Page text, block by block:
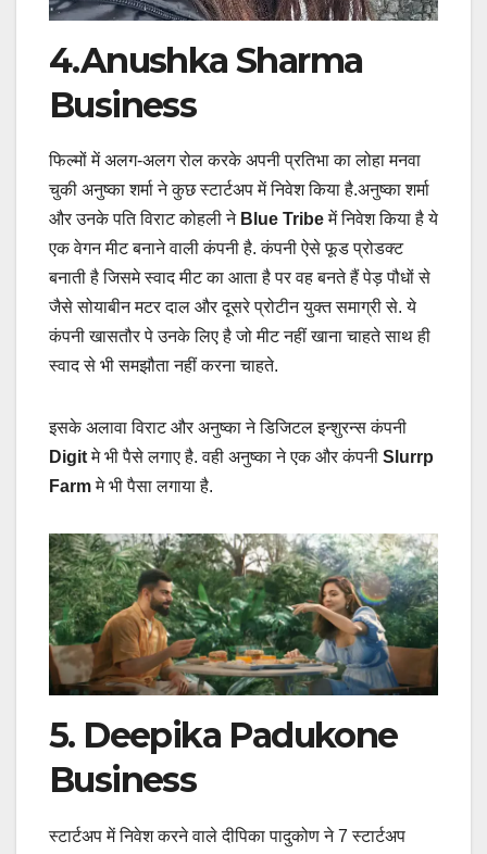
4.Anushka Sharma
Business
फिल्मों में अलग-अलग रोल करके अपनी प्रतिभा का लोहा मनवा
चुकी अनुष्का शर्मा ने कुछ स्टार्टअप में निवेश किया है.अनुष्का शर्मा
और उनके पति विराट कोहली ने Blue Tribeमें निवेश किया है ये
एक वेगन मीट बनाने वाली कंपनी है. कंपनी ऐसे फूड प्रोडक्ट
बनाती है जिसमे स्वाद मीट का आता है पर वह बनते हैं पेड़ पौधों से
जैसे सोयाबीन मटर दाल और दूसरे प्रोटीन युक्त समाग्री से. ये
कंपनी खासतौर पे उनके लिए है जो मीट नहीं खाना चाहते साथ ही
स्वाद से भी समझौता नहीं करना चाहते.
इसके अलावा विराट और अनुष्का ने डिजिटल इन्शुरन्स कंपनी
Digitमे भी पैसे लगाए है. वही अनुष्का ने एक और कंपनी Slurrp
Farmमे भी पैसा लगाया है.
5. Deepika Padukone
Business
स्टार्टअप में निवेश करने वाले दीपिका पादुकोण ने 7 स्टार्टअप